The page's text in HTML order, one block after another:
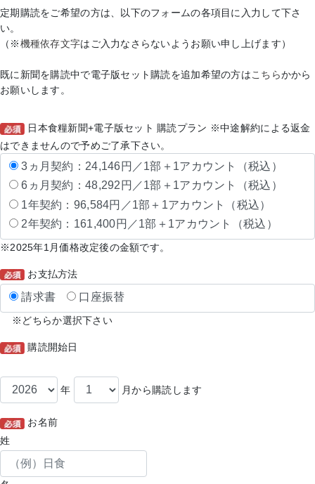
定期購読をご希望の方は、以下のフォームの各項目に入力して下さ
い。
（※機種依存文字はご入力なさらないようお願い申し上げます）
既に新聞を購読中で電子版セット購読を追加希望の方はこちらかから
お願いします。
日本食糧新聞+電子版セット 購読プラン ※中途解約による返金
はできませんので予めご了承下さい。
3ヵ月契約：24,146円／1部＋1アカウント（税込）
6ヵ月契約：48,292円／1部＋1アカウント（税込）
1年契約：96,584円／1部＋1アカウント（税込）
2年契約：161,400円／1部＋1アカウント（税込）
※2025年1月価格改定後の金額です。
お支払方法
請求書 口座振替
※どちらか選択下さい
購読開始日
年 月から購読します
お名前
姓